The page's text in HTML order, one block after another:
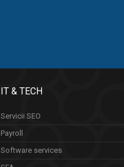
IT & TECH
Servicii SEO
Payroll
Software services